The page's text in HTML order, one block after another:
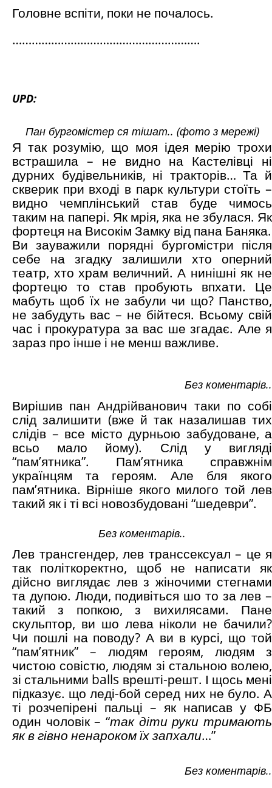
Головне вспіти, поки не почалось.
………………………………………………….
UPD:
Пан бургомістер ся тішат.. (фото з мережі)
Я так розумію, що моя ідея мерію трохи
встрашила – не видно на Кастелівці ні
дурних будівельників, ні тракторів… Та й
скверик при вході в парк культури стоїть –
видно чемплінський став буде чимось
таким на папері. Як мрія, яка не збулася. Як
фортеця на Високім Замку від пана Баняка.
Ви зауважили порядні бургомістри після
себе на згадку залишили хто оперний
театр, хто храм величний. А нинішні як не
фортецю то став пробують впхати. Це
мабуть щоб їх не забули чи що? Панство,
не забудуть вас – не бійтеся. Всьому свій
час і прокуратура за вас ше згадає. Але я
зараз про інше і не менш важливе.
Без коментарів..
Вирішив пан Андрійванович таки по собі
слід залишити (вже й так назалишав тих
слідів – все місто дурньою забудоване, а
всьо мало йому). Слід у вигляді
“пам’ятника”. Пам’ятника справжнім
українцям та героям. Але бля якого
пам’ятника. Вірніше якого милого той лев
такий як і ті всі новозбудовані “шедеври”.
Без коментарів..
Лев трансгендер, лев транссексуал – це я
так політкоректно, щоб не написати як
дійсно виглядає лев з жіночими стегнами
та дупою. Люди, подивіться шо то за лев –
такий з попкою, з вихилясами. Пане
скульптор, ви шо лева ніколи не бачили?
Чи пошлі на поводу? А ви в курсі, що той
“пам’ятник” – людям героям, людям з
чистою совістю, людям зі стальною волею,
зі стальними balls врешті-решт. І щось мені
підказує. що леді-бой серед них не було. А
ті розчепірені пальці – як написав у ФБ
один чоловік – “так діти руки тримають
як в гівно ненароком їх запхали…”
Без коментарів..